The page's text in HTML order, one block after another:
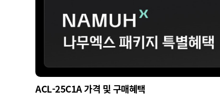
ACL-25C1A 가격 및 구매혜택